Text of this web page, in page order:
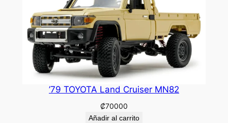
’79 TOYOTA Land Cruiser MN82
₡70000
Añadir al carrito